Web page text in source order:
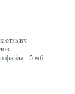
отзыву
файла - 5 мб